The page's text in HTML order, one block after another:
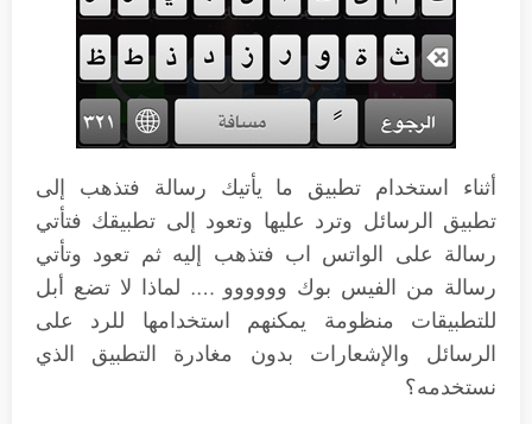
أثناء استخدام تطبيق ما يأتيك رسالة فتذهب إلى
تطبيق الرسائل وترد عليها وتعود إلى تطبيقك فتأتي
رسالة على الواتس اب فتذهب إليه ثم تعود وتأتي
رسالة من الفيس بوك وووووو …. لماذا لا تضع أبل
للتطبيقات منظومة يمكنهم استخدامها للرد على
الرسائل والإشعارات بدون مغادرة التطبيق الذي
نستخدمه؟